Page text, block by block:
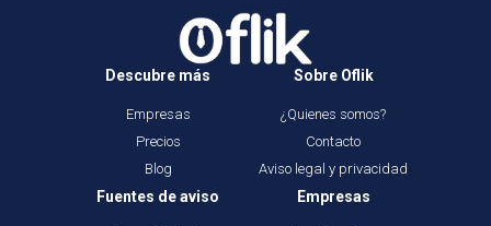
Descubre más
Empresas
Precios
Blog
Sobre Oflik
¿Quienes somos?
Contacto
Aviso legal y privacidad
Fuentes de aviso Empresas